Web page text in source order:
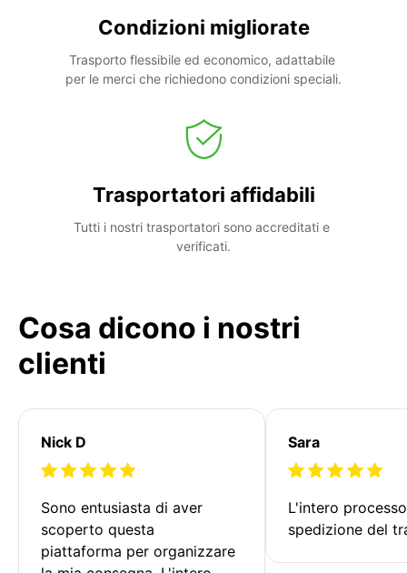
Condizioni migliorate
Trasporto flessibile ed economico, adattabile
per le merci che richiedono condizioni speciali.
Trasportatori affidabili
Tutti i nostri trasportatori sono accreditati e
verificati.
Cosa dicono i nostri
clienti
Nick D
Sono entusiasta di aver
scoperto questa
piattaforma per organizzare
Sara
L'intero
spedizione del